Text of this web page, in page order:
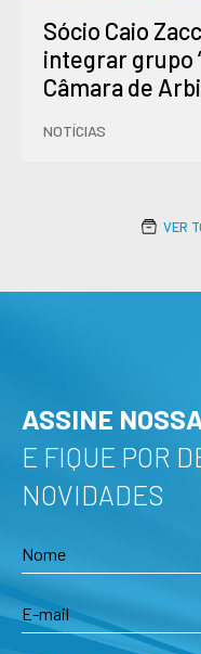
Sócio Caio
integrar grupo
Câmara de
NOTÍCIAS
VER
ASSINE
E FIQUE POR
NOVIDADES